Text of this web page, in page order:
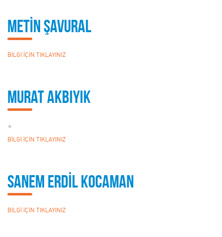
METİN ŞAVURAL
BİLGİ İÇİN TIKLAYINIZ
Murat Akbıyık
*
BİLGİ İÇİN TIKLAYINIZ
SANEM ERDİL KOCAMAN
BİLGİ İÇİN TIKLAYINIZ